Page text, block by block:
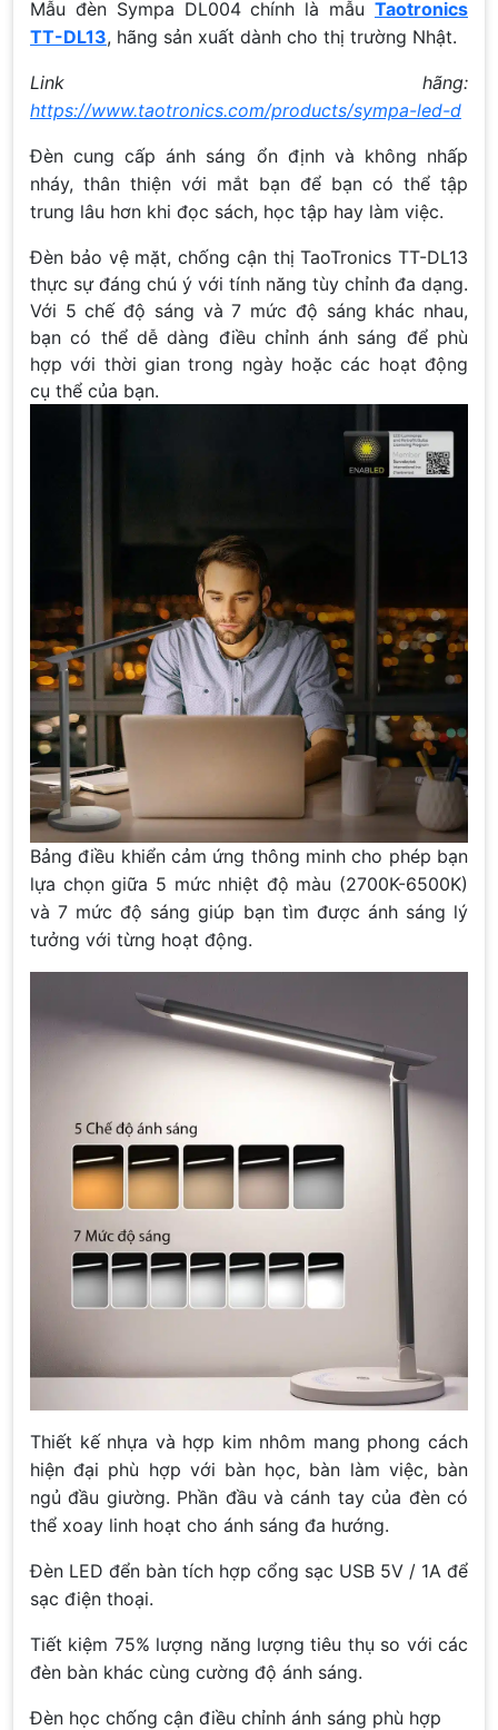
Mẫu đèn Sympa DL004 chính là mẫu Taotronics
TT-DL13, hãng sản xuất dành cho thị trường Nhật.
Link hãng:
https://www.taotronics.com/products/sympa-led-d
Đèn cung cấp ánh sáng ổn định và không nhấp
nháy, thân thiện với mắt bạn để bạn có thể tập
trung lâu hơn khi đọc sách, học tập hay làm việc.
Đèn bảo vệ mặt, chống cận thị TaoTronics TT-DL13
thực sự đáng chú ý với tính năng tùy chỉnh đa dạng.
Với 5 chế độ sáng và 7 mức độ sáng khác nhau,
bạn có thể dễ dàng điều chỉnh ánh sáng để phù
hợp với thời gian trong ngày hoặc các hoạt động
cụ thể của bạn.
Bảng điều khiển cảm ứng thông minh cho phép bạn
lựa chọn giữa 5 mức nhiệt độ màu (2700K-6500K)
và 7 mức độ sáng giúp bạn tìm được ánh sáng lý
tưởng với từng hoạt động.
Thiết kế nhựa và hợp kim nhôm mang phong cách
hiện đại phù hợp với bàn học, bàn làm việc, bàn
ngủ đầu giường. Phần đầu và cánh tay của đèn có
thể xoay linh hoạt cho ánh sáng đa hướng.
Đèn LED đển bàn tích hợp cổng sạc USB 5V / 1A để
sạc điện thoại.
Tiết kiệm 75% lượng năng lượng tiêu thụ so với các
đèn bàn khác cùng cường độ ánh sáng.
Đèn học chống cận điều chỉnh ánh sáng phù hợp